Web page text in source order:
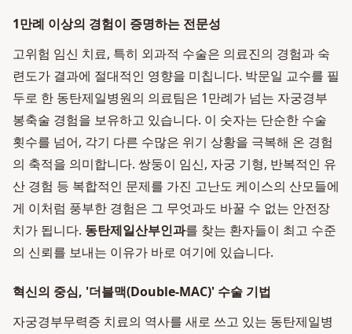
1만례 이상의 경험이 증명하는 전문성
고위험 임신 치료, 특히 외과적 수술은 의료진의 경험과 숙
련도가 결과에 절대적인 영향을 미칩니다. 박문일 교수를 필
두로 한 동탄제일병원의 의료팀은 1만례가 넘는 자궁경부
봉축술 경험을 보유하고 있습니다. 이 숫자는 단순한 수술
횟수를 넘어, 각기 다른 수많은 위기 상황을 극복해 온 경험
의 축적을 의미합니다. 쌍둥이 임신, 자궁 기형, 반복적인 유
산 경험 등 복합적인 문제를 가진 고난도 케이스의 산모들에
게 이처럼 풍부한 경험은 그 무엇과도 바꿀 수 없는 안전장
치가 됩니다. 동탄제일산부인과를 찾는 환자들이 최고 수준
의 신뢰를 보내는 이유가 바로 여기에 있습니다.
혁신의 중심, '더블맥(Double-MAC)' 수술 기법
자궁경부무력증 치료의 역사를 새로 쓰고 있는 동탄제일병